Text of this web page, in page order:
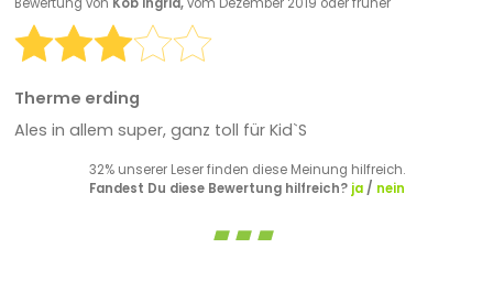
Therme erding
Ales in allem super, ganz toll für Kid`S
32% unserer Leser finden diese Meinung hilfreich.
Fandest Du diese Bewertung hilfreich? ja/ nein